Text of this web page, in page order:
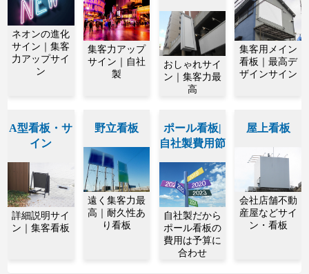
ネオンの進化
サイン｜集客
力アップサイ
ン
集客力アップ
サイン｜自社
製
おしゃれサイ
ン｜集客力最
高
集客用メイン
看板｜最高デ
ザインサイン
A型看板・サ
イン
詳細説明サイ
ン｜集客看板
野立看板
遠く集客力最
高｜耐久性あ
り看板
ポール看板|
自社製費用節
自社製だから
ポール看板の
費用は予算に
合わせ
屋上看板
会社店舗不動
産屋などサイ
ン・看板